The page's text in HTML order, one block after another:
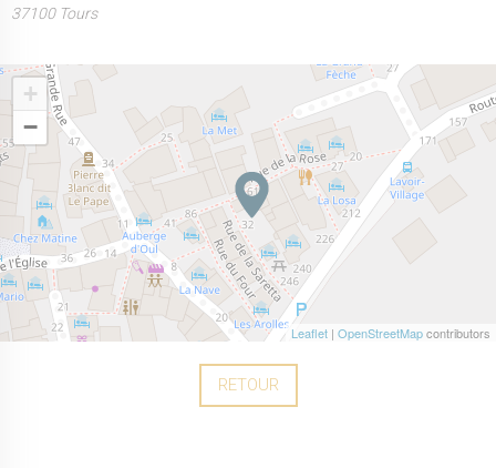
37100 Tours
+
−
Leaflet | OpenStreetMapcontributors
RETOUR